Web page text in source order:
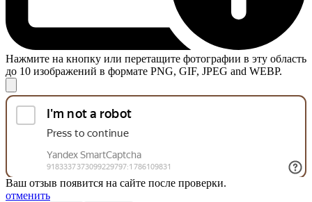
Нажмите на кнопку или перетащите фотографии в эту область
до 10 изображений в формате PNG, GIF, JPEG and WEBP.
Ваш отзыв появится на сайте после проверки.
отменить